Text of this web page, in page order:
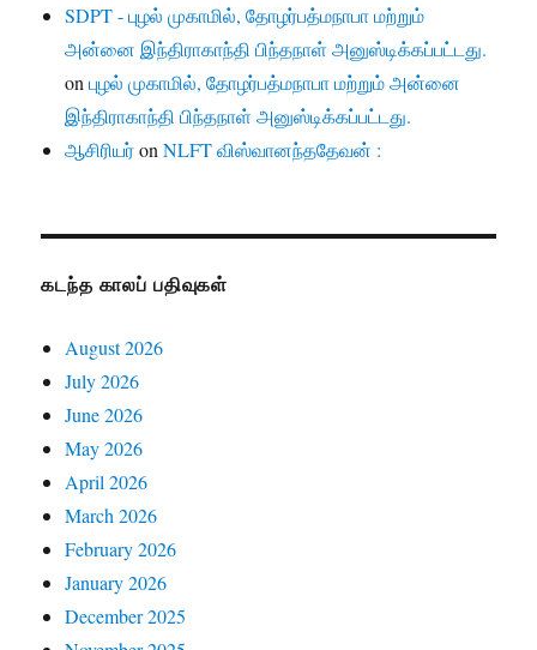
SDPT - புழல் முகாமில், தோழர்பத்மநாபா மற்றும்
அன்னை இந்திராகாந்தி பிந்தநாள் அனுஸ்டிக்கப்பட்டது.
onபுழல் முகாமில், தோழர்பத்மநாபா மற்றும் அன்னை
இந்திராகாந்தி பிந்தநாள் அனுஸ்டிக்கப்பட்டது.
ஆசிரியர்onNLFT விஸ்வானந்ததேவன் :
கடந்த காலப் பதிவுகள்
August 2026
July 2026
June 2026
May 2026
April 2026
March 2026
February 2026
January 2026
December 2025